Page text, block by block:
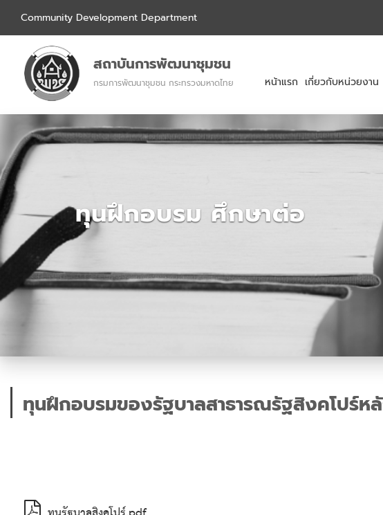
Community Development Department
สถาบันการพัฒนาชุมชน
กรมการพัฒนาชุมชน กระทรวงมหาดไทย หน้าแรก เกี่ยวกับหน่วยงาน
ทุนฝึกอบรม ศึกษาต่อ
ทุนฝึกอบรมของรัฐบาลสาธารณรัฐสิงคโปร์